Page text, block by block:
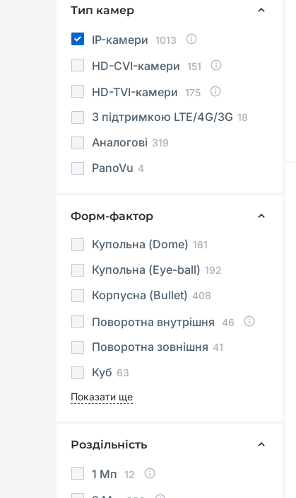
Тип камер
IP-камери 1013
HD-CVI-камери 151
HD-TVI-камери 175
З підтримкою LTE/4G/3G 18
Аналогові 319
PanoVu 4
Форм-фактор
Купольна (Dome) 161
Купольна (Eye-ball) 192
Корпусна (Bullet) 408
Поворотна внутрішня 46
Поворотна зовнішня 41
Куб 63
Показати ще
Роздільність
1 Мп 12